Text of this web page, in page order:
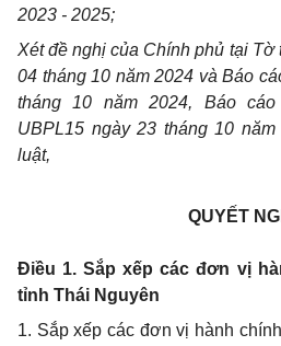
2023 - 2025;
Xét đề nghị của Chính phủ tại Tờ
04 tháng 10 năm 2024 và Báo
tháng 10 năm 2024, Báo
UBPL15 ngày 23 tháng 10 năm
luật,
QUYẾT
Điều 1. Sắp xếp các đơn vị
tỉnh Thái Nguyên
1. Sắp xếp các đơn vị hành